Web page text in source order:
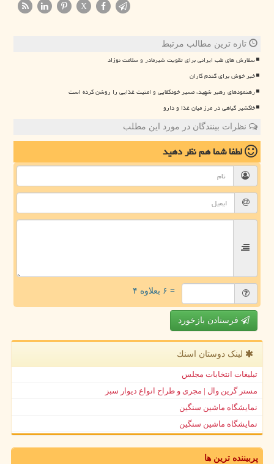
X
تازه ترین مطالب مرتبط
سفارش های طب ایرانی برای تقویت شیرمادر و سلامت نوزاد
خبر خوش برای گندم کاران
رهنمودهای رهبر شهید، مسیر خودکفایی و امنیت غذایی را روشن کرده است
خاکشیر گیاهی در مرز میان غذا و دارو
نظرات بینندگان در مورد این مطلب
لطفا شما همنظر دهید
= ۶ بعلاوه ۴
فرستادن بازخورد
لینک دوستان اسنك
تبلیغات انتخابات مجلس
مستر گرین وال | مجری و طراح انواع دیوار سبز
نمایشگاه ماشین سنگین
نمایشگاه ماشین سنگین
پربیننده ترین ها